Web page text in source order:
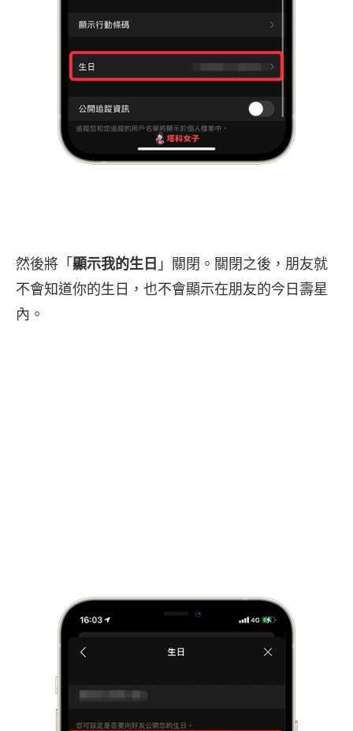
然後將「 顯示我的生日 」關閉。關閉之後，朋友就
不會知道你的生日，也不會顯示在朋友的今日壽星
內。